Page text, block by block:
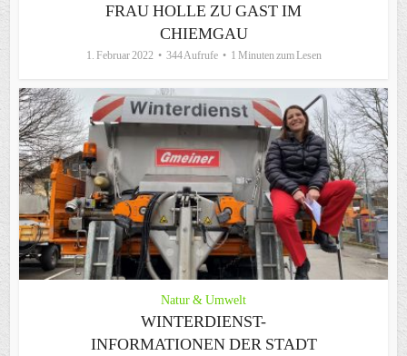
FRAU HOLLE ZU GAST IM
CHIEMGAU
1. Februar 2022 344 Aufrufe 1 Minuten zum Lesen
Natur & Umwelt
WINTERDIENST-
INFORMATIONEN DER STADT